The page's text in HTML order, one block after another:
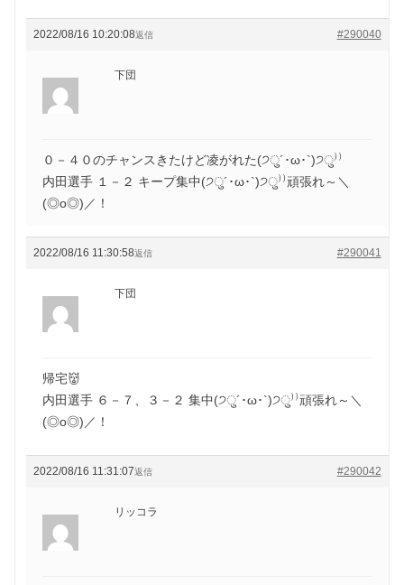
2022/08/16 10:20:08 #290040
返信
下団
０－４０のチャンスきたけど凌がれた(੭ु´･ω･`)੭ु⁾⁾
内田選手 １－２ キープ集中(੭ु´･ω･`)੭ु⁾⁾頑張れ～＼
(◎o◎)／！
2022/08/16 11:30:58 #290041
返信
下団
帰宅👹
内田選手 ６－７、３－２ 集中(੭ु´･ω･`)੭ु⁾⁾頑張れ～＼
(◎o◎)／！
2022/08/16 11:31:07 #290042
返信
リッコラ